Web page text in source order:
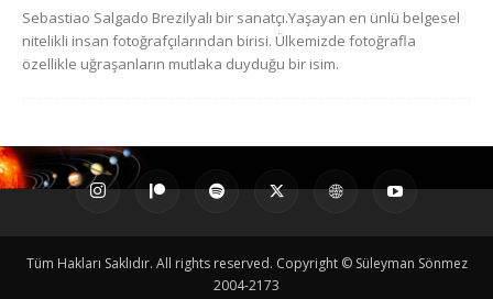
Sebastiao Salgado Brezilyalı bir sanatçı.Yaşayan en ünlü belgesel
nitelikli insan fotoğrafçılarından birisi. Ülkemizde fotoğrafla
özellikle uğraşanların mutlaka duyduğu bir isim.
Tüm Hakları Saklıdır. All rights reserved. Copyright © Süleyman Sönmez
2004-2173